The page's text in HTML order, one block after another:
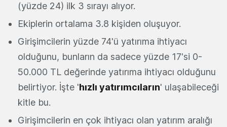
(yüzde 24) ilk 3 sırayı alıyor.
Ekiplerin ortalama 3.8 kişiden oluşuyor.
Girişimcilerin yüzde 74'ü yatırıma ihtiyacı
olduğunu, bunların da sadece yüzde 17'si 0-
50.000 TL değerinde yatırıma ihtiyacı olduğunu
belirtiyor. İşte 'hızlı yatırımcıların' ulaşabileceği
kitle bu.
Girişimcilerin en çok ihtiyacı olan yatırım aralığı